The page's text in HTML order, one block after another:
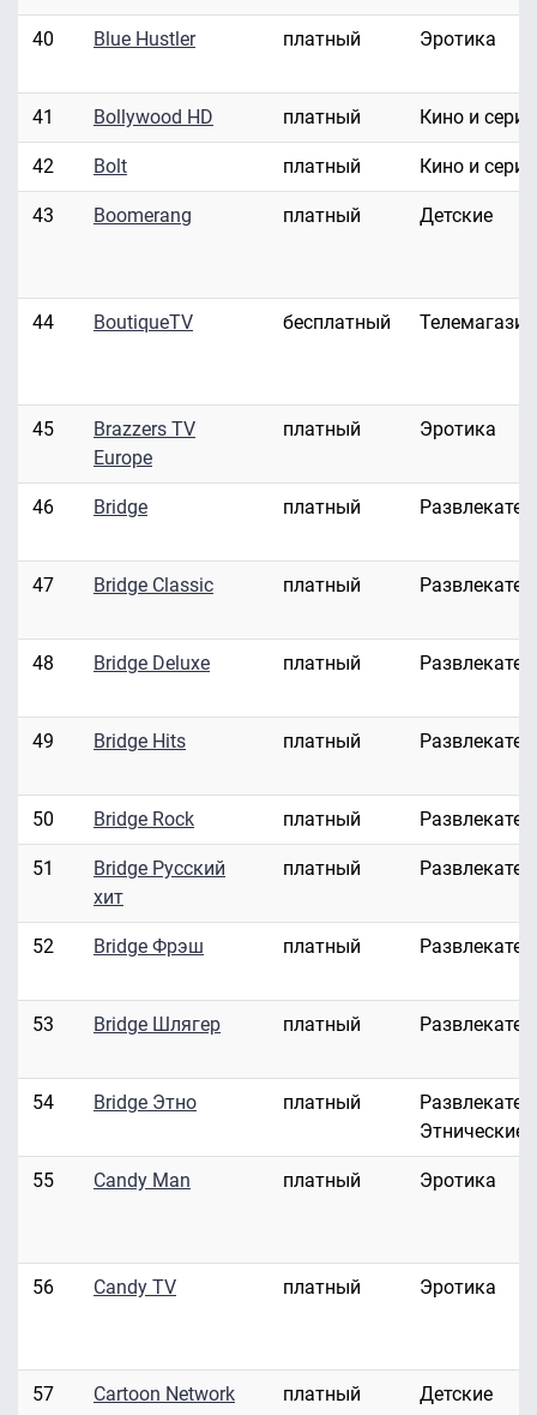
40 Blue Hustler платный Эротика
41 Bollywood HD платный Кино и
42 Bolt платный Кино и
43 Boomerang платный Детские
44 BoutiqueTV бесплатный
45
Brazzers TV
Europe
платный Эротика
46 Bridge платный
47 Bridge Classic платный
48 Bridge Deluxe платный
49 Bridge Hits платный
50 Bridge Rock платный
51
Bridge Русский
хит
платный
52 Bridge Фрэш платный
53 Bridge Шлягер платный
54 Bridge Этно платный
Этнические
55 Candy Man платный Эротика
56 Candy TV платный Эротика
57 Cartoon Network платный Детские